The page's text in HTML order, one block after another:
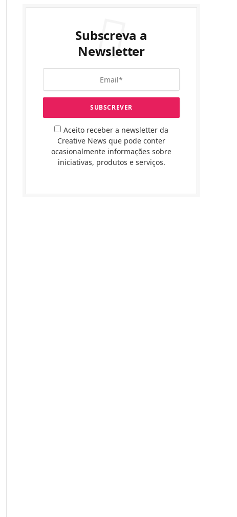
Subscreva a
Newsletter
Aceito receber a newsletter da
Creative News que pode conter
ocasionalmente informações sobre
iniciativas, produtos e serviços.